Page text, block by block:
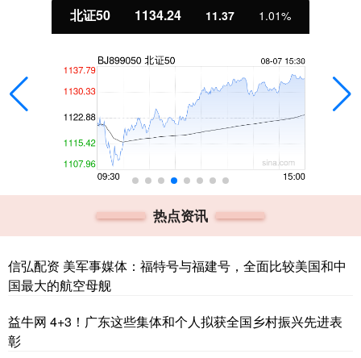
北证50 1134.24 11.37 1.01%
热点资讯
信弘配资 美军事媒体：福特号与福建号，全面比较美国和中
国最大的航空母舰
益牛网 4+3！广东这些集体和个人拟获全国乡村振兴先进表
彰